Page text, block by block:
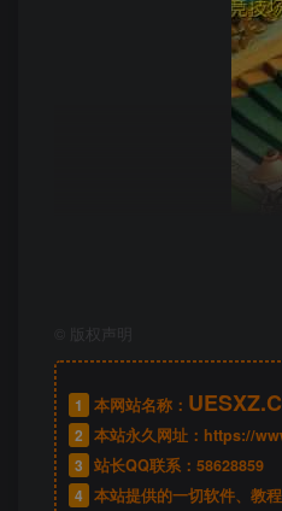
版权声明
1 本网站名称：
2 本站永久网址： https://
3 站长QQ联系： 58628859
4 本站提供的一切软件、教